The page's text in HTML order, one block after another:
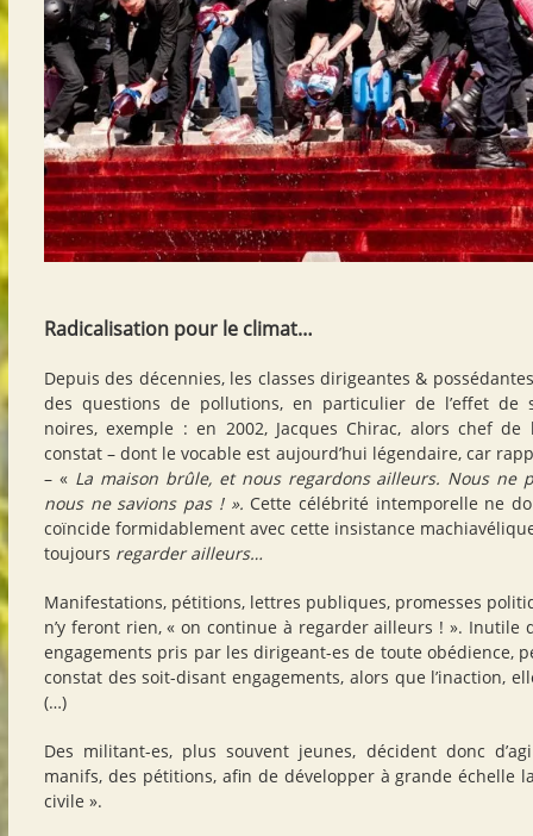
Radicalisation pour le climat…
Depuis des décennies, les classes dirigeantes &
des questions de pollutions, en particulier de l’effet de
noires, exemple : en 2002, Jacques Chirac, alors chef de
constat – dont le vocable est aujourd’hui légendaire, car
– « La maison brûle, et nous regardons ailleurs. Nous ne
nous ne savions pas ! ». Cette célébrité intemporelle ne
coïncide formidablement avec cette insistance
toujours regarder ailleurs…
Manifestations, pétitions, lettres publiques, promesses
n’y feront rien, « on continue à regarder ailleurs ! ». Inutile
engagements pris par les dirigeant-es de toute obédience,
constat des soit-disant engagements, alors que l’inaction,
(…)
Des militant-es, plus souvent jeunes, décident donc
manifs, des pétitions, afin de développer à grande échelle
civile ».